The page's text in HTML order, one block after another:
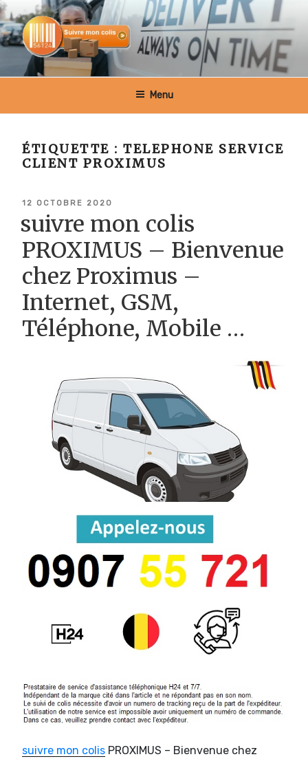
Aller
au
contenu
principal
SUIVRE MON COLIS BELGIQUE
Menu
ÉTIQUETTE :TELEPHONE SERVICE
CLIENT PROXIMUS
PUBLIÉ
12 OCTOBRE 2020
suivre mon colis
PROXIMUS – Bienvenue
chez Proximus –
Internet, GSM,
Téléphone, Mobile …
suivre mon colis PROXIMUS – Bienvenue chez